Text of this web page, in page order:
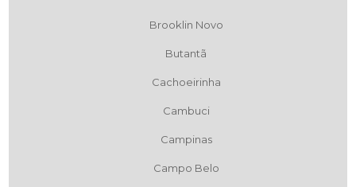
Brooklin Novo
Butantã
Cachoeirinha
Cambuci
Campinas
Campo Belo